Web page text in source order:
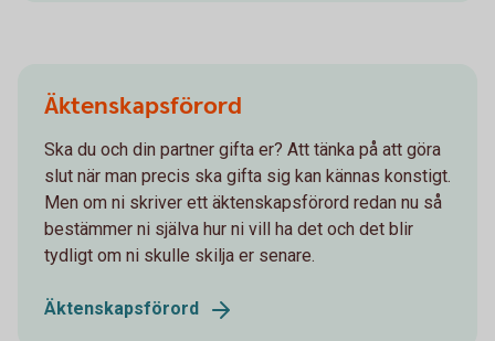
Äktenskapsförord
Ska du och din partner gifta er? Att tänka på att göra
slut när man precis ska gifta sig kan kännas konstigt.
Men om ni skriver ett äktenskapsförord redan nu så
bestämmer ni själva hur ni vill ha det och det blir
tydligt om ni skulle skilja er senare.
Äktenskapsförord